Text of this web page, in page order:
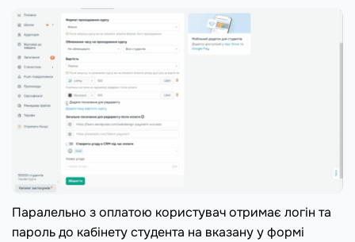
Паралельно з оплатою користувач отримає логін та
пароль до кабінету студента на вказану у формі